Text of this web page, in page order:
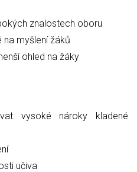
znalostech oboru
myšlení žáků
ohled na žáky
vysoké nároky kladené
učiva